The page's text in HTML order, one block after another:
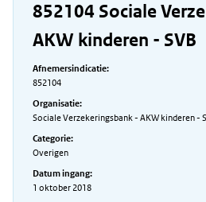
852104 Sociale
AKW kinderen - SVB
Afnemersindicatie:
852104
Organisatie:
Sociale Verzekeringsbank - AKW kinderen -
Categorie:
Overigen
Datum ingang:
1 oktober 2018